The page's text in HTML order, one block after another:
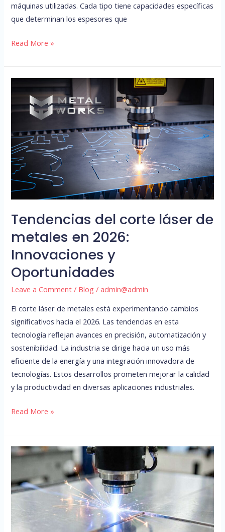
máquinas utilizadas. Cada tipo tiene capacidades específicas
que determinan los espesores que
Read More »
Tendencias del corte láser de
metales en 2026:
Innovaciones y
Oportunidades
Leave a Comment / Blog /admin@admin
El corte láser de metales está experimentando cambios
significativos hacia el 2026. Las tendencias en esta
tecnología reflejan avances en precisión, automatización y
sostenibilidad. La industria se dirige hacia un uso más
eficiente de la energía y una integración innovadora de
tecnologías. Estos desarrollos prometen mejorar la calidad
y la productividad en diversas aplicaciones industriales.
Tendencias
corte
de
metales
en
2026:
Innovaciones
y
Oportunidades
Read More »
¿Por
el
corte